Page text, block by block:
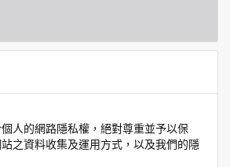
人的網路隱私權，絕對尊重並予以保
之資料收集及運用方式，以及我們的隱